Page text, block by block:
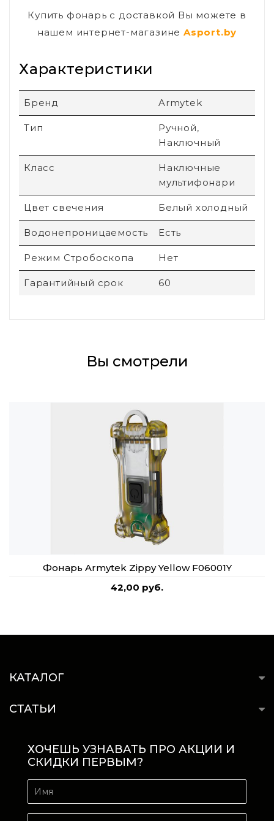
Купить фонарь с доставкой Вы можете в
нашем интернет-магазине Asport.by
Характеристики
Бренд Armytek
Тип
Ручной,
Наключный
Класс
Наключные
мультифонари
Цвет свечения Белый холодный
Водонепроницаемость Есть
Режим Стробоскопа Нет
Гарантийный срок 60
Вы смотрели
Фонарь Armytek Zippy Yellow F06001Y
42,00 руб.
КАТАЛОГ
СТАТЬИ
ХОЧЕШЬ УЗНАВАТЬ ПРО АКЦИИ И
СКИДКИ ПЕРВЫМ?